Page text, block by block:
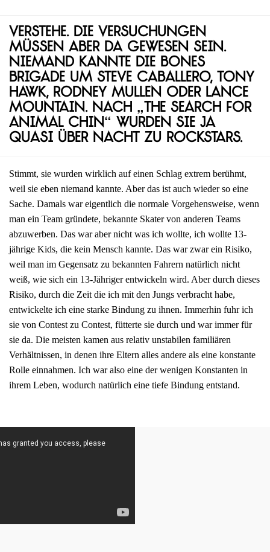
Verstehe. Die Versuchungen
müssen aber da gewesen sein.
Niemand kannte die Bones
Brigade um Steve Caballero, Tony
Hawk, Rodney Mullen oder Lance
Mountain. Nach „The Search for
Animal Chin“ wurden sie ja
quasi über Nacht zu Rockstars.
Stimmt, sie wurden wirklich auf einen Schlag extrem berühmt,
weil sie eben niemand kannte. Aber das ist auch wieder so eine
Sache. Damals war eigentlich die normale Vorgehensweise, wenn
man ein Team gründete, bekannte Skater von anderen Teams
abzuwerben. Das war aber nicht was ich wollte, ich wollte 13-
jährige Kids, die kein Mensch kannte. Das war zwar ein Risiko,
weil man im Gegensatz zu bekannten Fahrern natürlich nicht
weiß, wie sich ein 13-Jähriger entwickeln wird. Aber durch dieses
Risiko, durch die Zeit die ich mit den Jungs verbracht habe,
entwickelte ich eine starke Bindung zu ihnen. Immerhin fuhr ich
sie von Contest zu Contest, fütterte sie durch und war immer für
sie da. Die meisten kamen aus relativ unstabilen familiären
Verhältnissen, in denen ihre Eltern alles andere als eine konstante
Rolle einnahmen. Ich war also eine der wenigen Konstanten in
ihrem Leben, wodurch natürlich eine tiefe Bindung entstand.